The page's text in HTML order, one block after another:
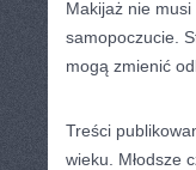
Makijaż nie
samopoczucie.
mogą zmienić
Treści
wieku. Młodsze